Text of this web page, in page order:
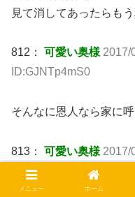
見て消してあったらも
812： 可愛い奥様2017/
ID:GJNTp4mS0
そんなに恩人なら家に
813： 可愛い奥様 2017/
ID:g5AdNngz0
メニュー ホーム